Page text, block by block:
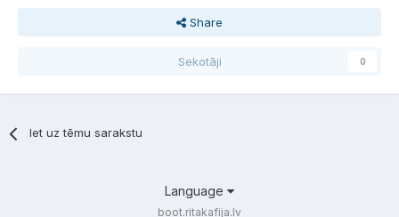
Share
Sekotāji 0
Iet uz tēmu sarakstu
Language
boot.ritakafija.lv